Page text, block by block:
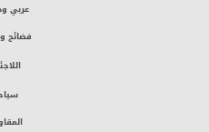
عربي
فضائح